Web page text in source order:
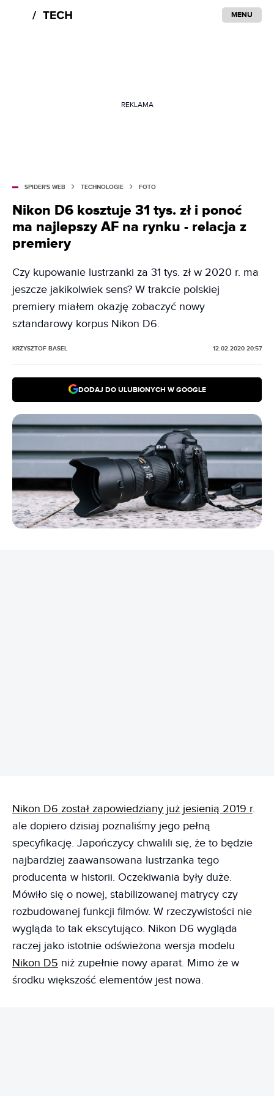
MENU
REKLAMA
SPIDER'S WEB TECHNOLOGIE FOTO
Nikon D6 kosztuje 31 tys. zł i ponoć
ma najlepszy AF na rynku - relacja z
premiery
Czy kupowanie lustrzanki za 31 tys. zł w 2020 r. ma
jeszcze jakikolwiek sens? W trakcie polskiej
premiery miałem okazję zobaczyć nowy
sztandarowy korpus Nikon D6.
KRZYSZTOF BASEL 12.02.2020 20:57
DODAJ DO ULUBIONYCH W GOOGLE
Nikon D6 został zapowiedziany już jesienią 2019 r.
ale dopiero dzisiaj poznaliśmy jego pełną
specyfikację. Japończycy chwalili się, że to będzie
najbardziej zaawansowana lustrzanka tego
producenta w historii. Oczekiwania były duże.
Mówiło się o nowej, stabilizowanej matrycy czy
rozbudowanej funkcji filmów. W rzeczywistości nie
wygląda to tak ekscytująco. Nikon D6 wygląda
raczej jako istotnie odświeżona wersja modelu
Nikon D5 niż zupełnie nowy aparat. Mimo że w
środku większość elementów jest nowa.